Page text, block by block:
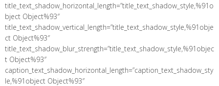
title_text_shadow_horizontal_length=”title_text_shadow_style,%91o
bject Object%93″
title_text_shadow_vertical_length=”title_text_shadow_style,%91obje
ct Object%93″
title_text_shadow_blur_strength=”title_text_shadow_style,%91objec
t Object%93″
caption_text_shadow_horizontal_length=”caption_text_shadow_sty
le,%91object Object%93″